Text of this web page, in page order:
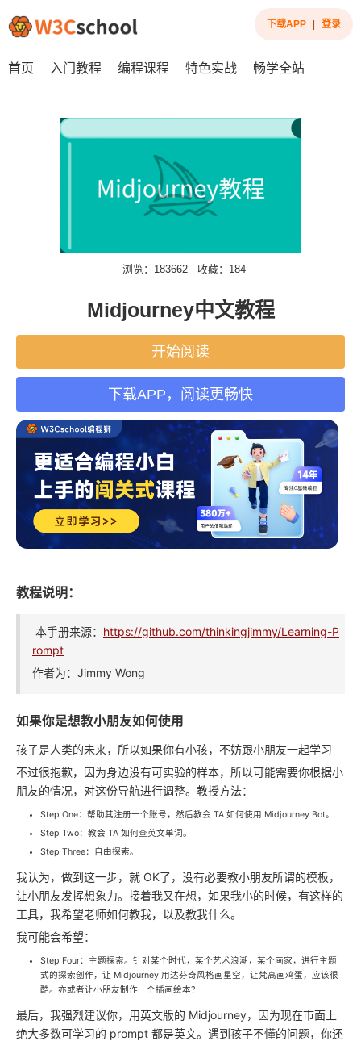
下载APP 登录
首页 入门教程 编程课程 特色实战 畅学全站
浏览：183662 收藏：184
Midjourney中文教程
开始阅读
下载APP，阅读更畅快
教程说明：
本手册来源： https://github.com/thinkingjimmy/Learning-P
rompt
作者为：Jimmy Wong
如果你是想教小朋友如何使用
孩子是人类的未来，所以如果你有小孩，不妨跟小朋友一起学习
不过很抱歉，因为身边没有可实验的样本，所以可能需要你根据小
朋友的情况，对这份导航进行调整。教授方法：
Step One：帮助其注册一个账号，然后教会 TA 如何使用 Midjourney Bot。
Step Two：教会 TA 如何查英文单词。
Step Three：自由探索。
我认为，做到这一步，就 OK了，没有必要教小朋友所谓的模板，
让小朋友发挥想象力。接着我又在想，如果我小的时候，有这样的
工具，我希望老师如何教我，以及教我什么。
我可能会希望：
Step Four：主题探索。针对某个时代，某个艺术浪潮，某个画家，进行主题
式的探索创作，让 Midjourney 用达芬奇风格画星空，让梵高画鸡蛋，应该很
酷。亦或者让小朋友制作一个插画绘本？
最后，我强烈建议你，用英文版的 Midjourney，因为现在市面上
绝大多数可学习的 prompt 都是英文。遇到孩子不懂的问题，你还